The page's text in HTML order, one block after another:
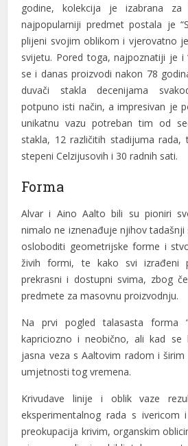
godine, kolekcija je izabrana za
najpopularniji predmet postala je
plijeni svojim oblikom i vjerovatno
svijetu. Pored toga, najpoznatiji je i
se i danas proizvodi nakon 78
duvači stakla decenijama
potpuno isti način, a impresivan je
unikatnu vazu potreban tim od
stakla, 12 različitih stadijuma rada,
stepeni Celzijusovih i 30 radnih sati.
Forma
Alvar i Aino Aalto bili su pioniri
nimalo ne iznenađuje njihov
osloboditi geometrijske forme i
živih formi, te kako svi izrađeni
prekrasni i dostupni svima, zbog
predmete za masovnu proizvodnju.
Na prvi pogled talasasta forma
kapriciozno i neobično, ali kad se
jasna veza s Aaltovim radom i
umjetnosti tog vremena.
Krivudave linije i oblik vaze
eksperimentalnog rada s ivericom
preokupacija krivim, organskim